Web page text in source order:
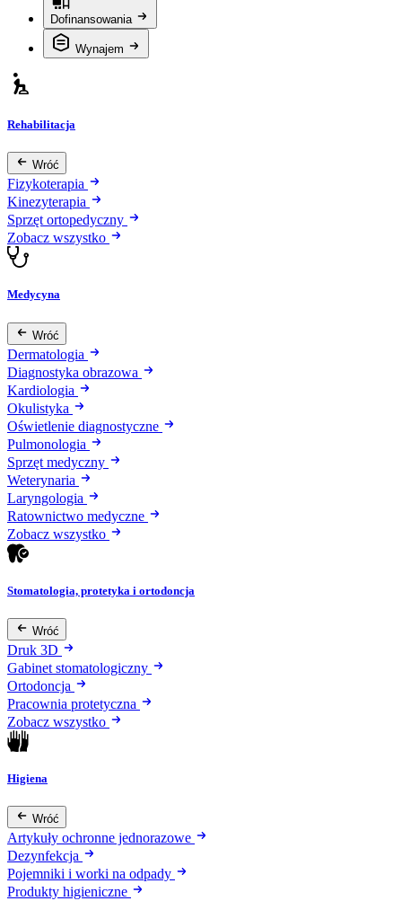
Dofinansowania
Wynajem
Rehabilitacja
Wróć
Fizykoterapia
Kinezyterapia
Sprzęt ortopedyczny
Zobacz wszystko
Medycyna
Wróć
Dermatologia
Diagnostyka obrazowa
Kardiologia
Okulistyka
Oświetlenie diagnostyczne
Pulmonologia
Sprzęt medyczny
Weterynaria
Laryngologia
Ratownictwo medyczne
Zobacz wszystko
Stomatologia, protetyka i ortodoncja
Wróć
Druk 3D
Gabinet stomatologiczny
Ortodoncja
Pracownia protetyczna
Zobacz wszystko
Higiena
Wróć
Artykuły ochronne jednorazowe
Dezynfekcja
Pojemniki i worki na odpady
Produkty higieniczne